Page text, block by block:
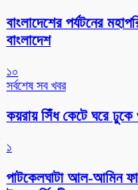
বাংলাদেশের পর্যটনের
বাংলাদেশ
১০
সর্বশেষ সব খবর
কয়রায় সিঁধ কেটে ঘরে
১
পাটকেলঘাটা আল-আমিন